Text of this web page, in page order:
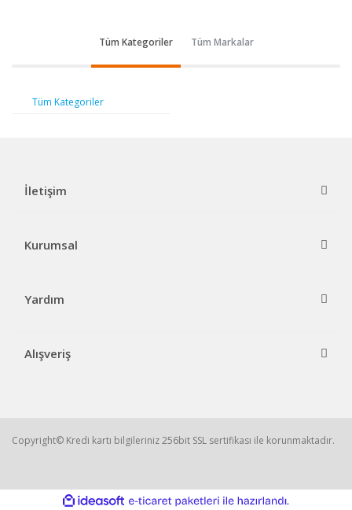
Tüm Kategoriler Tüm Markalar
Tüm Kategoriler
İletişim
Kurumsal
Yardım
Alışveriş
Copyright© Kredi kartı bilgileriniz 256bit SSL sertifikası ile korunmaktadır.
ideasoft
e-